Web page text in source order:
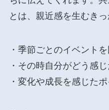
とは、親近感を生むきっ
・季節ごとのイベント
・その時自分がどう感
・変化や成長を感じた